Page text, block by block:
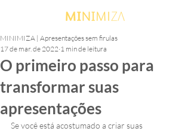
O primeiro passo para
transformar suas
apresentações
MINIMIZA | Apresentações sem firulas
17 de mar. de 2022 1 min de leitura
Se você está acostumado a criar suas